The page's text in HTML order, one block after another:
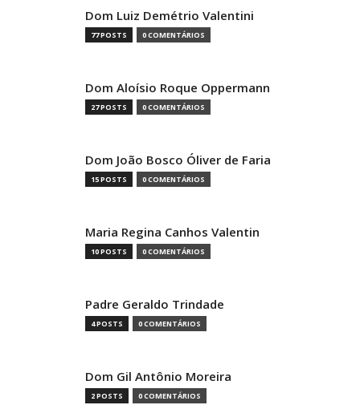
Dom Luiz Demétrio Valentini
77 POSTS 0 COMENTÁRIOS
Dom Aloísio Roque Oppermann
27 POSTS 0 COMENTÁRIOS
Dom João Bosco Óliver de Faria
15 POSTS 0 COMENTÁRIOS
Maria Regina Canhos Valentin
10 POSTS 0 COMENTÁRIOS
Padre Geraldo Trindade
4 POSTS 0 COMENTÁRIOS
Dom Gil Antônio Moreira
2 POSTS 0 COMENTÁRIOS